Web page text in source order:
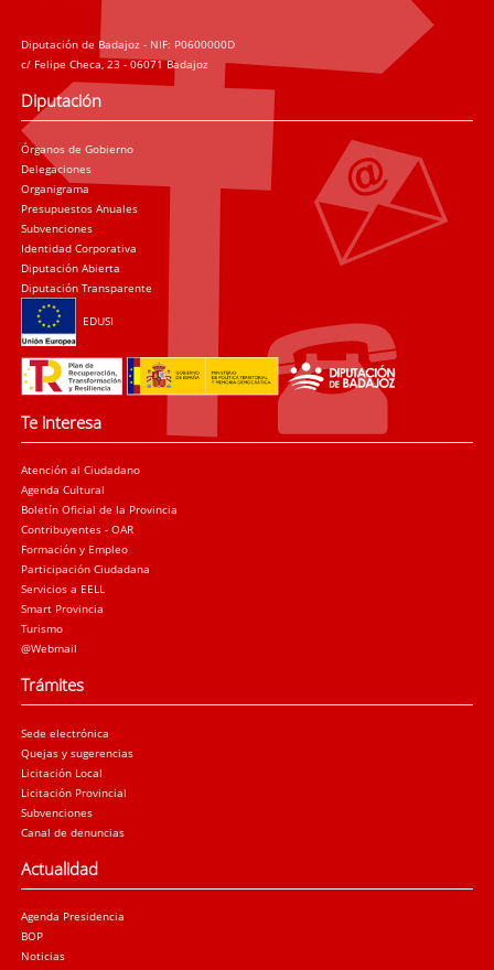
Diputación de Badajoz - NIF: P0600000D
c/ Felipe Checa, 23 - 06071 Badajoz
Diputación
Órganos de Gobierno
Delegaciones
Organigrama
Presupuestos Anuales
Subvenciones
Identidad Corporativa
Diputación Abierta
Diputación Transparente
EDUSI
Te interesa
Atención al Ciudadano
Agenda Cultural
Boletín Oficial de la Provincia
Contribuyentes - OAR
Formación y Empleo
Participación Ciudadana
Servicios a EELL
Smart Provincia
Turismo
@Webmail
Trámites
Sede electrónica
Quejas y sugerencias
Licitación Local
Licitación Provincial
Subvenciones
Canal de denuncias
Actualidad
Agenda Presidencia
BOP
Noticias